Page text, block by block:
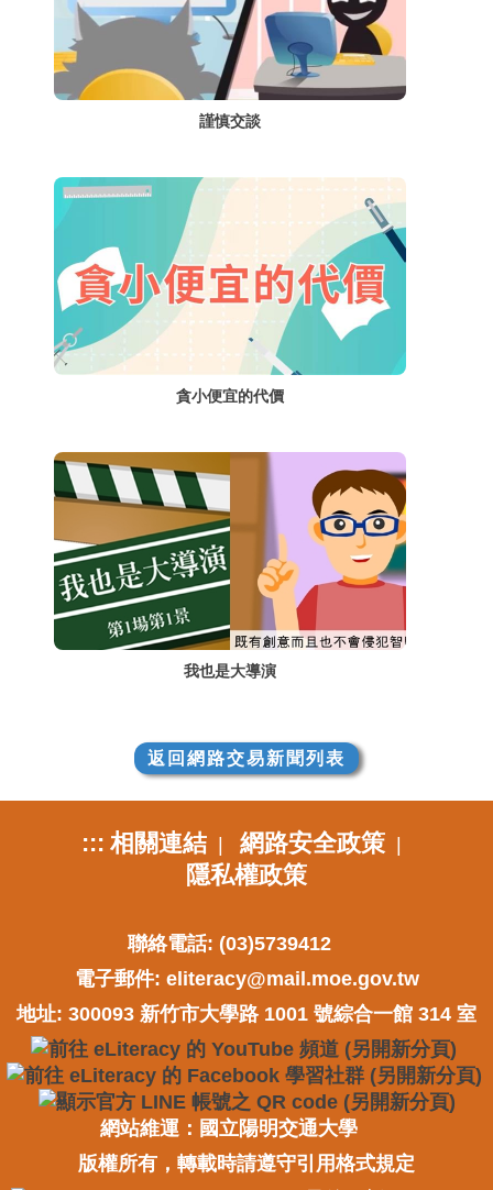
謹慎交談
貪小便宜的代價
我也是大導演
返回網路交易新聞列表
::: 相關連結| 網路安全政策|
隱私權政策
聯絡電話: (03)5739412
電子郵件: eliteracy@mail.moe.gov.tw
地址: 300093 新竹市大學路 1001 號綜合一館 314 室
網站維運：國立陽明交通大學
版權所有，轉載時請遵守引用格式規定